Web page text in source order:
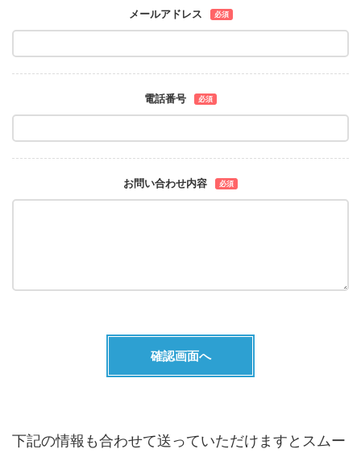
メールアドレス 必須
電話番号 必須
お問い合わせ内容 必須
下記の情報も合わせて送っていただけますとスムー